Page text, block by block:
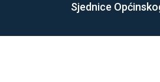
Sjednice